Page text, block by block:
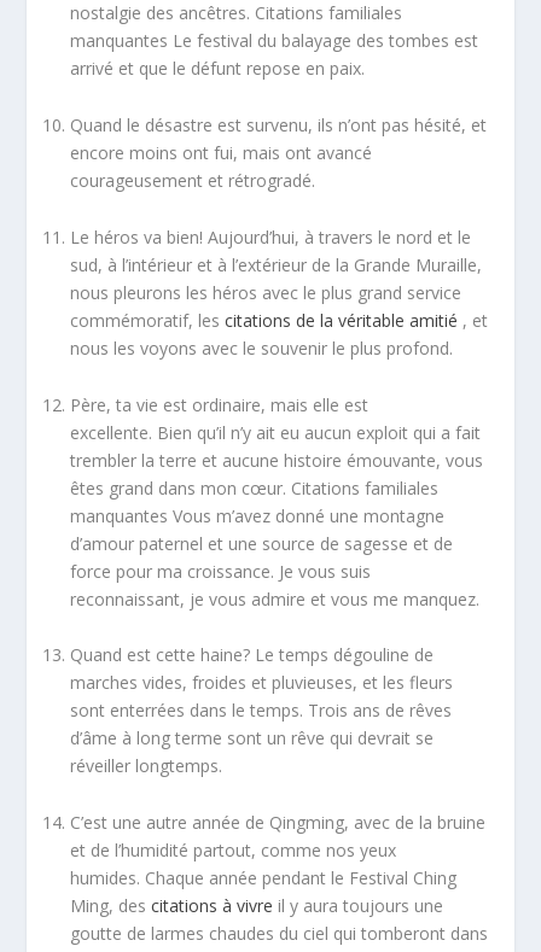
nostalgie des ancêtres. Citations familiales
manquantes Le festival du balayage des tombes est
arrivé et que le défunt repose en paix.
Quand le désastre est survenu, ils n’ont pas hésité, et
encore moins ont fui, mais ont avancé
courageusement et rétrogradé.
Le héros va bien! Aujourd’hui, à travers le nord et le
sud, à l’intérieur et à l’extérieur de la Grande Muraille,
nous pleurons les héros avec le plus grand service
commémoratif, lescitations de la véritable amitié , et
nous les voyons avec le souvenir le plus profond.
Père, ta vie est ordinaire, mais elle est
excellente. Bien qu’il n’y ait eu aucun exploit qui a fait
trembler la terre et aucune histoire émouvante, vous
êtes grand dans mon cœur. Citations familiales
manquantes Vous m’avez donné une montagne
d’amour paternel et une source de sagesse et de
force pour ma croissance. Je vous suis
reconnaissant, je vous admire et vous me manquez.
Quand est cette haine? Le temps dégouline de
marches vides, froides et pluvieuses, et les fleurs
sont enterrées dans le temps. Trois ans de rêves
d’âme à long terme sont un rêve qui devrait se
réveiller longtemps.
C’est une autre année de Qingming, avec de la bruine
et de l’humidité partout, comme nos yeux
humides. Chaque année pendant le Festival Ching
Ming, descitations à vivre il y aura toujours une
goutte de larmes chaudes du ciel qui tomberont dans